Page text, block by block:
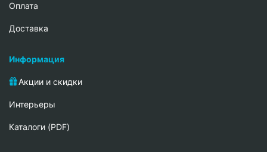
Oплата
Доставка
Информация
Акции и скидки
Интерьеры
Каталоги (PDF)